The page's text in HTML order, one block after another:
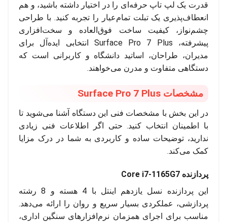
قدرت یک لپ تاپ حرفه‌ای را در اختیار داشته باشید، و هم
انعطاف‌پذیری یک تبلت تمام‌عیار را تجربه کنید. با طراحی
چشم‌نواز، کیفیت ساخت فوق‌العاده و سخت‌افزاری
پیشرفته، Surface Pro 7 Plus انتخابی ایده‌آل برای
مدیران، طراحان، اساتید دانشگاه و کاربرانی است که
دستگاهی متفاوت و مدرن می‌خواهند.
مشخصات Surface Pro 7 Plus
در این بخش با مشخصات فنی این دستگاه آشنا می‌شوید تا
با اطمینان انتخاب کنید. حتی اگر اطلاعات فنی زیادی
ندارید، توضیحات ساده و کاربردی به شما در درک مزایا
کمک می‌کند.
پردازنده Core i7-1165G7
این پردازنده نسل یازدهم اینتل با 4 هسته و 8 رشته
پردازشی، عملکردی بسیار سریع و روان را ارائه می‌دهد.
مناسب برای اجرای همزمان نرم‌افزارهای سنگین اداری،